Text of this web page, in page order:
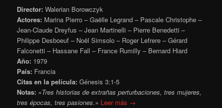
Director: Walerian Borowczyk
Actores: Marina Pierro – Gaëlle Legrand – Pascale Christophe –
Jean-Claude Dreyfus – Jean Martinelli – Pierre Benedetti –
Philippe Desboeuf – Noël Simsolo – Roger Lefrere – Gérard
Falconetti – Hassane Fall – France Rumilly – Bernard Hiard
Año: 1979
País: Francia
Citas en la película: Génesis 3:1-5
Notas: «Tres historias de extrañas perturbaciones, tres mujeres,
tres épocas, tres pasiones.» Leer más →